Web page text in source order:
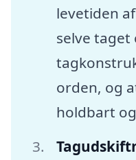
levetiden
selve taget
orden, og
holdbart